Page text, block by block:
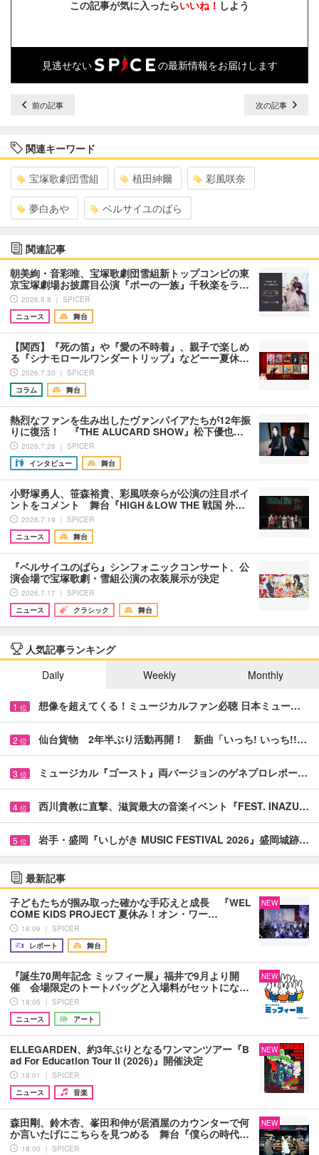
この記事が気に入ったらいいね！ しよう
見逃せない の最新情報をお届けします
前の記事 次の記事
関連キーワード
宝塚歌劇団雪組 植田紳爾 彩風咲奈
夢白あや ベルサイユのばら
関連記事
朝美絢・音彩唯、宝塚歌劇団雪組新トップコンビの東
京宝塚劇場お披露目公演『ポーの一族』千秋楽をラ…
2026.8.8 ｜ SPICER
ニュース
舞台
【関西】『死の笛』や『愛の不時着』、親子で楽しめ
る『シナモロールワンダートリップ』などーー夏休…
2026.7.30 ｜ SPICER
コラム
舞台
熱烈なファンを生み出したヴァンパイアたちが12年振
りに復活！ 『THE ALUCARD SHOW』松下優也…
2026.7.28 ｜ SPICER
インタビュー
舞台
小野塚勇人、笹森裕貴、彩風咲奈らが公演の注目ポイ
ントをコメント 舞台『HiGH＆LOW THE 戦国 外…
2026.7.19 ｜ SPICER
ニュース
舞台
『ベルサイユのばら』シンフォニックコンサート、公
演会場で宝塚歌劇・雪組公演の衣装展示が決定
2026.7.17 ｜ SPICER
ニュース
クラシック 舞台
人気記事ランキング
Daily
Weekly Monthly
1 位 想像を超えてくる！ミュージカルファン必聴 日本ミュー…
2 位 仙台貨物 2年半ぶり活動再開！ 新曲「いっち! いっち!!…
3 位 ミュージカル『ゴースト』両バージョンのゲネプロレポー…
4 位 西川貴教に直撃、滋賀最大の音楽イベント『FEST. INAZU…
5 位 岩手・盛岡『いしがき MUSIC FESTIVAL 2026』盛岡城跡…
最新記事
子どもたちが掴み取った確かな手応えと成長 『WEL
COME KIDS PROJECT 夏休み！オン・ワー…
18:09 ｜ SPICER
レポート
舞台
NEW
『誕生70周年記念 ミッフィー展』福井で9月より開
催 会場限定のトートバッグと入場料がセットにな…
18:05 ｜ SPICER
ニュース
アート
NEW
ELLEGARDEN、約3年ぶりとなるワンマンツアー『B
ad For Education Tour II (2026)』開催決定
18:01 ｜ SPICER
ニュース
音楽
NEW
森田剛、鈴木杏、峯田和伸が居酒屋のカウンターで何
か言いたげにこちらを見つめる 舞台『僕らの時代…
18:00 ｜ SPICER
NEW